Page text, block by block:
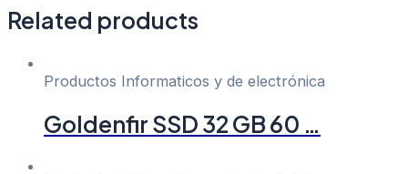
Related products
Productos Informaticos y de electrónica
Goldenfir SSD 32 GB 60 …